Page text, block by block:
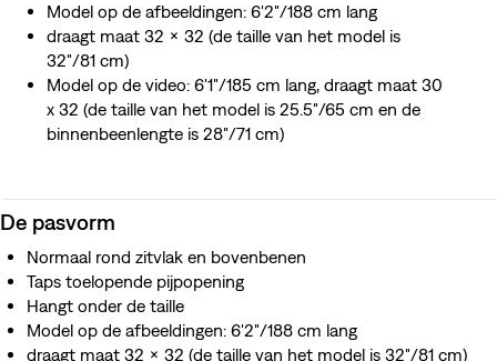
Model op de afbeeldingen: 6'2"/188 cm lang
draagt maat 32 x 32 (de taille van het model is
32"/81 cm)
Model op de video: 6'1"/185 cm lang, draagt maat 30
x 32 (de taille van het model is 25.5"/65 cm en de
binnenbeenlengte is 28"/71 cm)
De pasvorm
Normaal rond zitvlak en bovenbenen
Taps toelopende pijpopening
Hangt onder de taille
Model op de afbeeldingen: 6'2"/188 cm lang
draagt maat 32 x 32 (de taille van het model is 32"/81 cm)